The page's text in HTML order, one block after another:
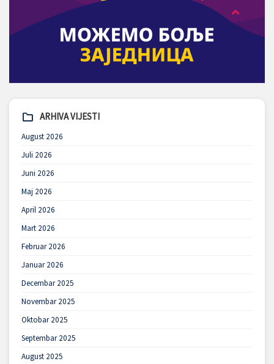
ARHIVA VIJESTI
August 2026
Juli 2026
Juni 2026
Maj 2026
April 2026
Mart 2026
Februar 2026
Januar 2026
Decembar 2025
Novembar 2025
Oktobar 2025
Septembar 2025
August 2025